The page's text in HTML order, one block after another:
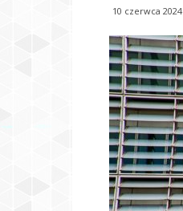
10 czerwca 2024